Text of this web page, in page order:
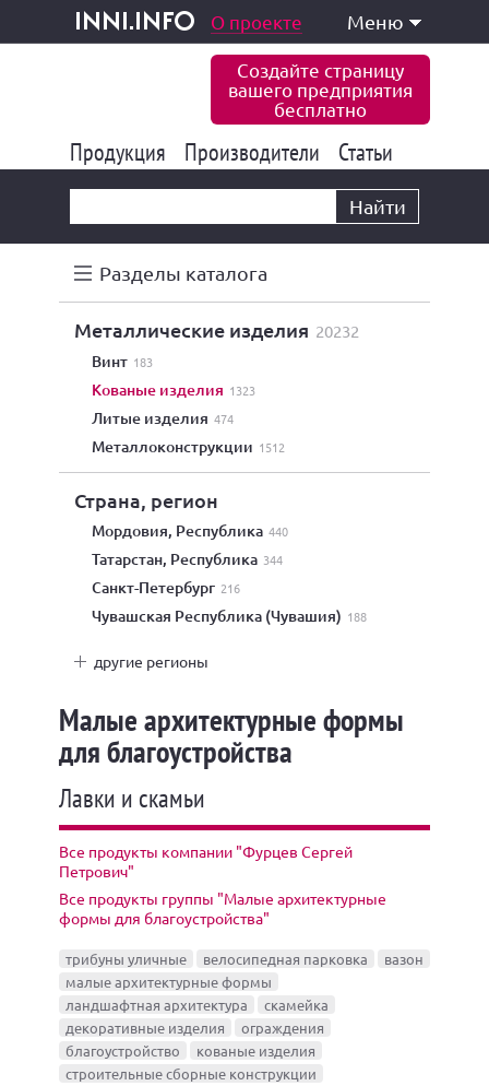
inni.info
и услуги О проекте Меню
Создайте страницу
вашего предприятия
бесплатно
Продукция 177 822
Производители 6 765
Статьи
Найти
Разделы каталога
металлические изделия 20232
винт 183
кованые изделия 1323
литые изделия 474
металлоконструкции 1512
Страна, регион
Мордовия, Республика 440
Татарстан, Республика 344
Санкт-Петербург 216
Чувашская Республика (Чувашия) 188
другие регионы
Малые архитектурные формы
для благоустройства
Лавки и скамьи
Все продукты компании "Фурцев Сергей
Петрович"
Все продукты группы "Малые архитектурные
формы для благоустройства"
трибуны уличные велосипедная парковка
вазон
малые архитектурные формы
ландшафтная архитектура
скамейка
декоративные изделия
ограждения
благоустройство
кованые изделия
строительные сборные конструкции